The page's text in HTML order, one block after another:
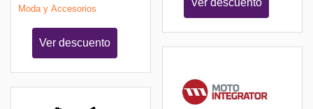
Moda y Accesorios
Ver descuento
Ver descuento